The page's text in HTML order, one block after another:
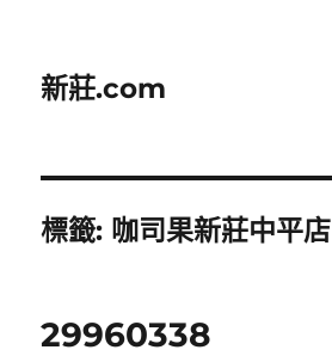
新莊.com
標籤: 咖司果新莊中平店
29960338